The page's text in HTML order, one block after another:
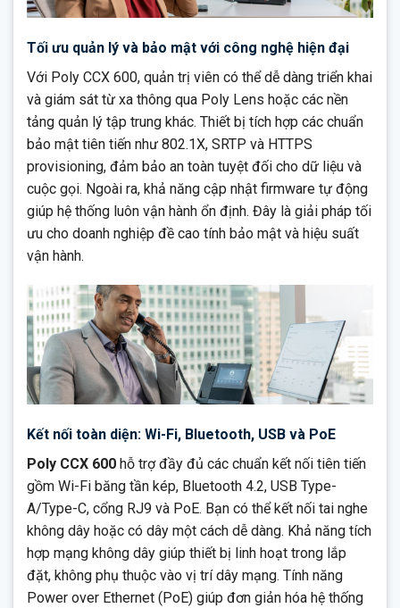
Tối ưu quản lý và bảo mật với công nghệ hiện đại
Với Poly CCX 600, quản trị viên có thể dễ dàng triển khai
và giám sát từ xa thông qua Poly Lens hoặc các nền
tảng quản lý tập trung khác. Thiết bị tích hợp các chuẩn
bảo mật tiên tiến như 802.1X, SRTP và HTTPS
provisioning, đảm bảo an toàn tuyệt đối cho dữ liệu và
cuộc gọi. Ngoài ra, khả năng cập nhật firmware tự động
giúp hệ thống luôn vận hành ổn định. Đây là giải pháp tối
ưu cho doanh nghiệp đề cao tính bảo mật và hiệu suất
vận hành.
Kết nối toàn diện: Wi-Fi, Bluetooth, USB và PoE
Poly CCX 600 hỗ trợ đầy đủ các chuẩn kết nối tiên tiến
gồm Wi-Fi băng tần kép, Bluetooth 4.2, USB Type-
A/Type-C, cổng RJ9 và PoE. Bạn có thể kết nối tai nghe
không dây hoặc có dây một cách dễ dàng. Khả năng tích
hợp mạng không dây giúp thiết bị linh hoạt trong lắp
đặt, không phụ thuộc vào vị trí dây mạng. Tính năng
Power over Ethernet (PoE) giúp đơn giản hóa hệ thống